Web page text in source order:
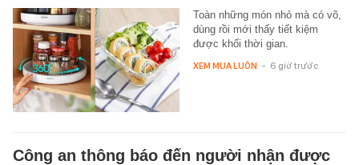
Toàn những món nhỏ mà có võ,
dùng rồi mới thấy tiết kiệm
được khối thời gian.
XEM MUA LUÔN - 6 giờ trước
Công an thông báo đến người nhận được